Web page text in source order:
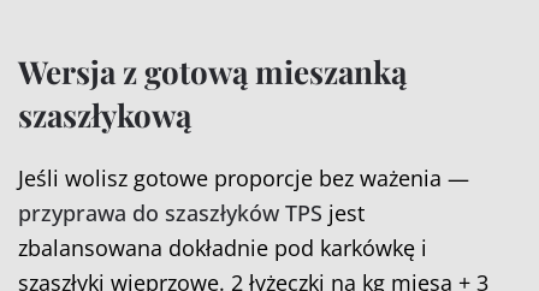
Wersja z gotową mieszanką
szaszłykową
Jeśli wolisz gotowe proporcje bez ważenia —
przyprawa do szaszłyków TPS jest
zbalansowana dokładnie pod karkówkę i
szaszłyki wieprzowe. 2 łyżeczki na kg mięsa + 3